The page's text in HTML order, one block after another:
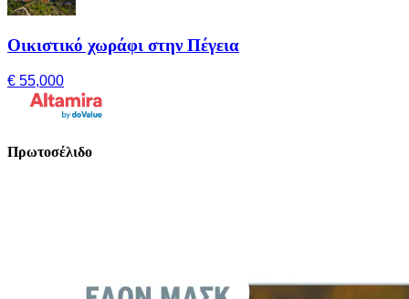
Οικιστικό χωράφι στην Πέγεια
€ 55,000
Πρωτοσέλιδο